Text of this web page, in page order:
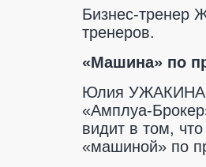
Бизнес-тренер
тренеров.
«Машина» по
Юлия УЖАКИНА,
«Амплуа-
видит в том,
«машиной» по